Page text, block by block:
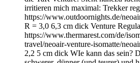
irritieren mich maximal: Trekker
https://www.outdoornights.de/
R = 3,0 6,3 cm dick Venture
https://www.thermarest.com/de/
travel/neoair-venture-isomatte/
2,2 5 cm dick WIe kann das sein?